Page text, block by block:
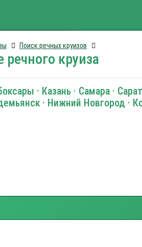
Поиск речных круизов
круиза
· Казань · Самара ·
· Нижний Новгород ·